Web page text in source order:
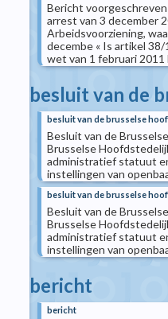
Bericht
arrest van 3 december
Arbeidsvoorziening,
decembe « Is artikel
wet van 1 februari 2011
besluit van de
besluit van de brusselse
Besluit van de
Brusselse
administratief statuut
instellingen van
besluit van de brusselse
Besluit van de
Brusselse
administratief statuut
instellingen van
bericht
bericht